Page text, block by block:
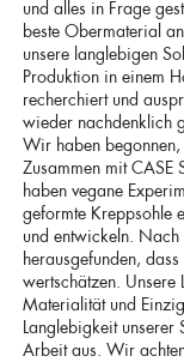
und alles in Frage
beste Obermaterial
unsere langlebigen
Produktion in einem
recherchiert und
wieder nachdenklich
Wir haben
Zusammen mit CASE
haben vegane
geformte Kreppsohle
und entwickeln.
herausgefunden,
wertschätzen. Unsere
Materialität und
Langlebigkeit unserer
Arbeit aus. Wir